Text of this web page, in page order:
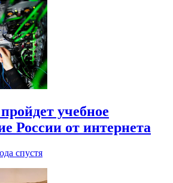
учебное
России от интернета
спустя